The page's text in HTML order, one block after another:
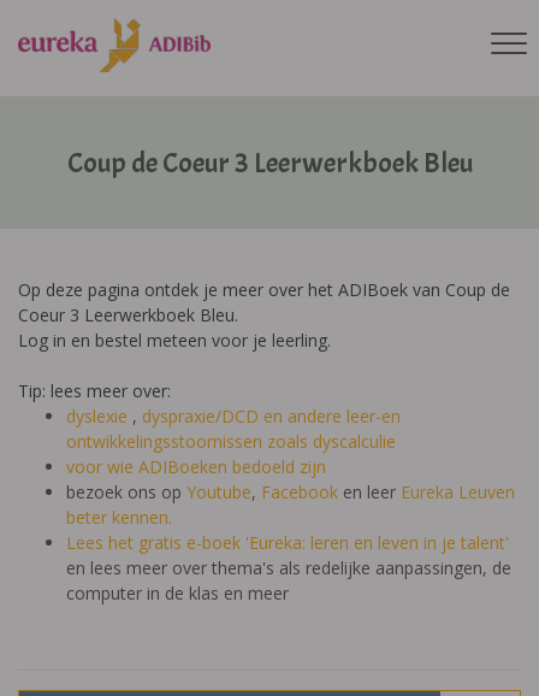
Coup de Coeur 3 Leerwerkboek Bleu
Op deze pagina ontdek je meer over het ADIBoek van Coup de
Coeur 3 Leerwerkboek Bleu.
Log in en bestel meteen voor je leerling.
Tip: lees meer over:
dyslexie , dyspraxie/DCD en andere leer-en
ontwikkelingsstoornissen zoals dyscalculie
voor wie ADIBoeken bedoeld zijn
bezoek ons op Youtube, Facebook en leer Eureka Leuven
beter kennen.
Lees het gratis e-boek 'Eureka: leren en leven in je talent'
en lees meer over thema's als redelijke aanpassingen, de
computer in de klas en meer